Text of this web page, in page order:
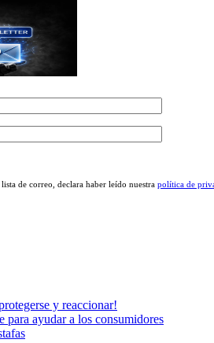
de correo, declara haber leído nuestra política de
y reaccionar!
para ayudar a los consumidores